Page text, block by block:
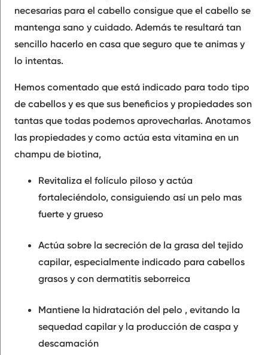
necesarias para el cabello consigue que el cabello se
mantenga sano y cuidado. Además te resultará tan
sencillo hacerlo en casa que seguro que te animas y
lo intentas.
Hemos comentado que está indicado para todo tipo
de cabellos y es que sus beneficios y propiedades son
tantas que todas podemos aprovecharlas. Anotamos
las propiedades y como actúa esta vitamina en un
champu de biotina,
Revitaliza el folículo piloso y actúa
fortaleciéndolo, consiguiendo así un pelo mas
fuerte y grueso
Actúa sobre la secreción de la grasa del tejido
capilar, especialmente indicado para cabellos
grasos y con dermatitis seborreica
Mantiene la hidratación del pelo , evitando la
sequedad capilar y la producción de caspa y
descamación